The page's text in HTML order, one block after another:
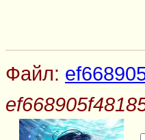
Файл: